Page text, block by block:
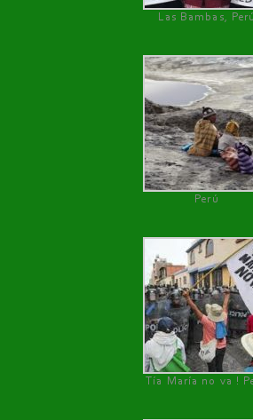
Las Bambas, Perú
Perú
Tía María no va !